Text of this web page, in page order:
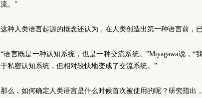
流。”
这种人类语言起源的概念还认为，在人类创造出第一种语言前，
“语言既是一种认知系统，也是一种交流系统。”Miyagawa说，“
于私密认知系统，但相对较快地变成了交流系统。”
那么，如何确定人类语言是什么时候首次被使用的呢？研究指出